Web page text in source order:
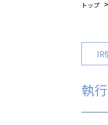
トップ
IR
執